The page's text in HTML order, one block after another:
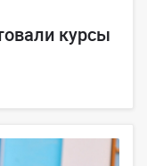
курсы